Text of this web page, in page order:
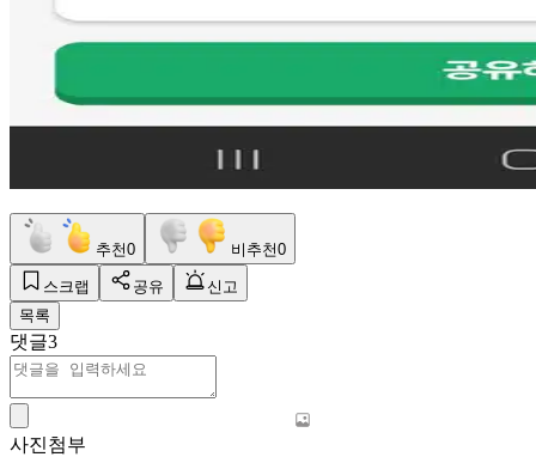
추천0 비추천0
스크랩 공유
신고
목록
댓글3
사진첨부